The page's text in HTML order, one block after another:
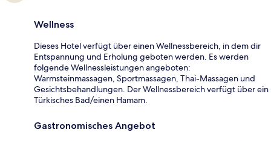
Wellness
Dieses Hotel verfügt über einen Wellnessbereich, in dem dir
Entspannung und Erholung geboten werden. Es werden
folgende Wellnessleistungen angeboten:
Warmsteinmassagen, Sportmassagen, Thai-Massagen und
Gesichtsbehandlungen. Der Wellnessbereich verfügt über ein
Türkisches Bad/einen Hamam.
Gastronomisches Angebot